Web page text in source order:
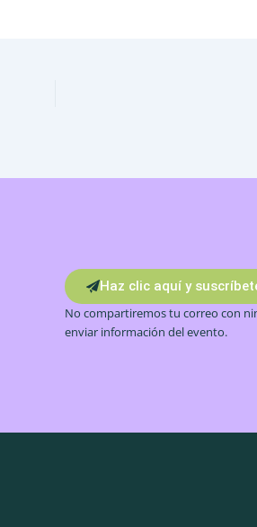
Haz clic aquí y
No compartiremos tu correo con
enviar información del evento.